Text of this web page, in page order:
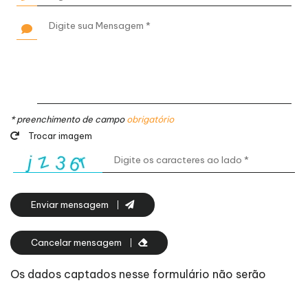
* preenchimento de campoobrigatório
Trocar imagem
Enviar mensagem
Cancelar mensagem
Os dados captados nesse formulário não serão